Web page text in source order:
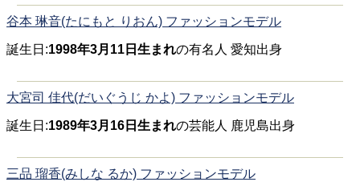
谷本 琳音(たにもと りおん) ファッションモデル
誕生日:1998年3月11日生まれの有名人 愛知出身
大宮司 佳代(だいぐうじ かよ) ファッションモデル
誕生日:1989年3月16日生まれの芸能人 鹿児島出身
三品 瑠香(みしな るか) ファッションモデル